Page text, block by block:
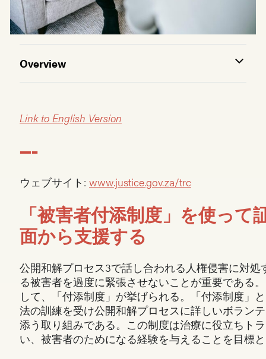
Overview
Link to English Version
—–
ウェブサイト: www.justice.gov.za/trc
「被害者付添制度」を使って
面から支援する
公開和解プロセス3で話し合われる人権侵害に対処
る被害者を過度に緊張させないことが重要である
して、「付添制度」が挙げられる。「付添制度」
法の訓練を受け公開和解プロセスに詳しいボラン
添う取り組みである。この制度は治療に役立ちト
い、被害者のためになる経験を与えることを目標